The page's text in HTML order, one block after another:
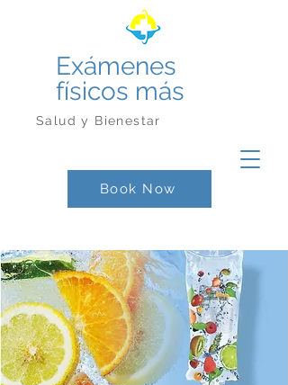
Book Now
Exámenes
físicos más
Salud y Bienestar